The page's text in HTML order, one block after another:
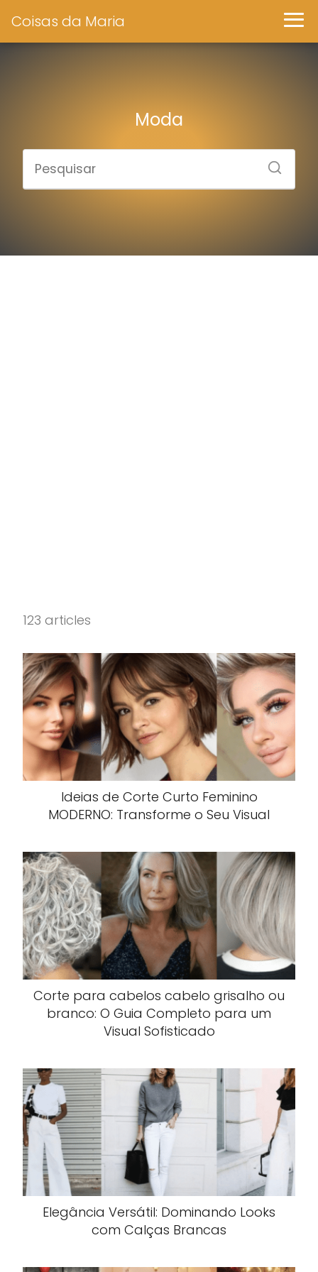
Coisas da Maria
Moda
123 articles
Ideias de Corte Curto Feminino
MODERNO: Transforme o Seu Visual
Corte para cabelos cabelo grisalho ou
branco: O Guia Completo para um
Visual Sofisticado
Elegância Versátil: Dominando Looks
com Calças Brancas